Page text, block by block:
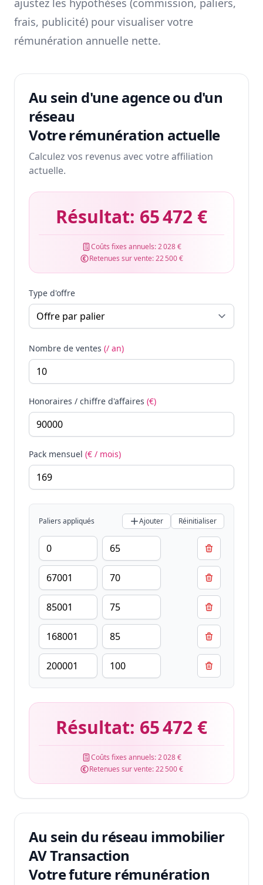
ajustez les hypothèses (commission, paliers,
frais, publicité) pour visualiser votre
rémunération annuelle nette.
Au sein d'une agence ou d'un
réseau
Votre rémunération actuelle
Calculez vos revenus avec votre affiliation
actuelle.
Résultat: 65 472 €
Coûts fixes annuels:2 028 €
Retenues sur vente:22 500 €
Type d'offre
Nombre de ventes (/ an)
Honoraires / chiffre d'affaires (€)
Pack mensuel (€ / mois)
Paliers appliqués Ajouter Réinitialiser
Résultat: 65 472 €
Coûts fixes annuels:2 028 €
Retenues sur vente:22 500 €
Au sein du réseau immobilier
AV Transaction
Votre future rémunération